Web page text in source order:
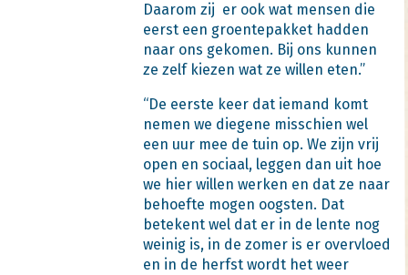
Daarom zij er ook wat mensen die
eerst een groentepakket hadden
naar ons gekomen. Bij ons kunnen
ze zelf kiezen wat ze willen eten.”
“De eerste keer dat iemand komt
nemen we diegene misschien wel
een uur mee de tuin op. We zijn vrij
open en sociaal, leggen dan uit hoe
we hier willen werken en dat ze naar
behoefte mogen oogsten. Dat
betekent wel dat er in de lente nog
weinig is, in de zomer is er overvloed
en in de herfst wordt het weer